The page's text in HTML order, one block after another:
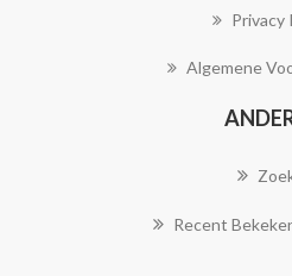
Privacy
Algemene
Recent